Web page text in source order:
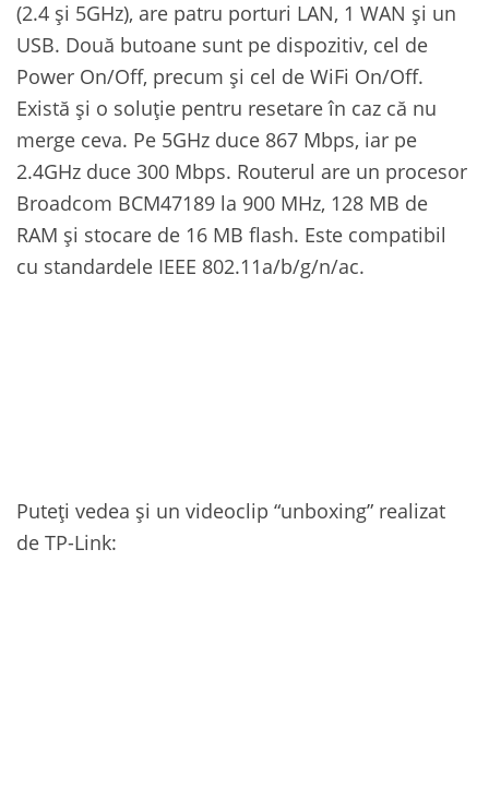
(2.4 și 5GHz), are patru porturi LAN, 1 WAN și un
USB. Două butoane sunt pe dispozitiv, cel de
Power On/Off, precum și cel de WiFi On/Off.
Există și o soluție pentru resetare în caz că nu
merge ceva. Pe 5GHz duce 867 Mbps, iar pe
2.4GHz duce 300 Mbps. Routerul are un procesor
Broadcom BCM47189 la 900 MHz, 128 MB de
RAM și stocare de 16 MB flash. Este compatibil
cu standardele IEEE 802.11a/b/g/n/ac.
Puteți vedea și un videoclip “unboxing” realizat
de TP-Link: